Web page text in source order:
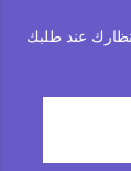
عند طلبك